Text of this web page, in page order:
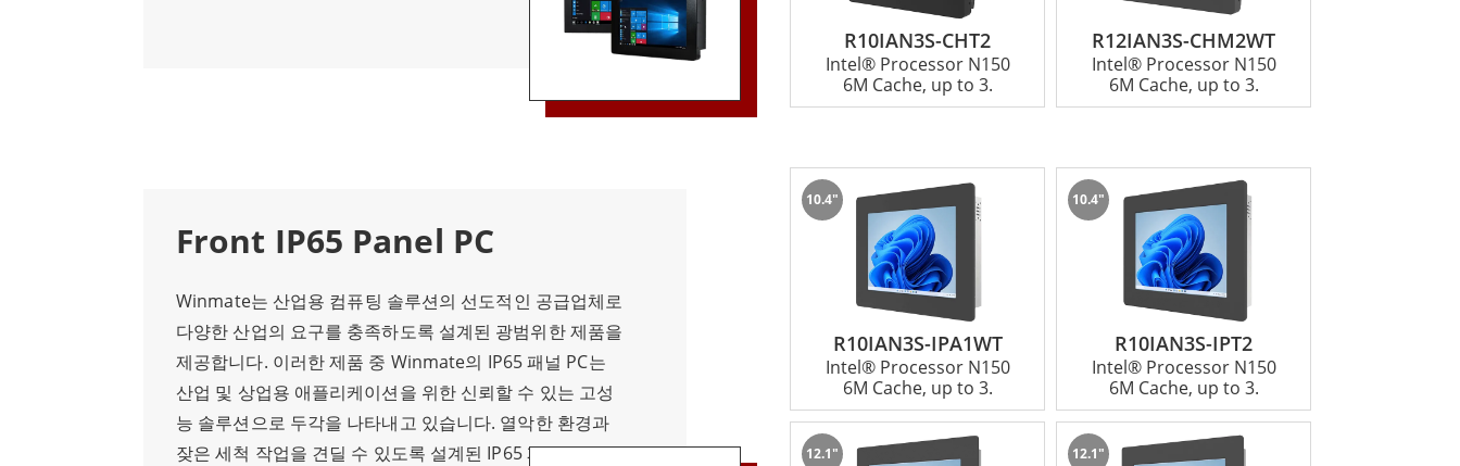
의 온도를 견딜 수 있도록 설계되어 다양한 산업 환경에서
사용하기에 적합합니다. 또한 팬이 없는 설계로 기계적 고
패널 PC의 또 다른 장점은 컴팩트한 크기입니다. 이러한 장
맞춤화할 수 있어 특정 산업 분야에 맞게 조정할 수 있습니
다. 직렬 포트, 이더넷 포트, USB 포트 등 다양한 주변기기
와 확장 카드를 장착할 수 있습니다. 따라서 디바이스를 다
른 산업용 장비 및 네트워크에 쉽게 연결할 수 있습니다. 섀
시 패널 PC를 선택할 때는 처리 능력, 메모리, 스토리지 용
량과 같은 요소를 고려하는 것이 중요합니다. 이러한 장치
는 기본 사양을 갖춘 보급형 모델부터 까다로운 애플리케
이션을 위해 설계된 고성능 시스템까지 다양한 옵션으로
R10IAN3S-CHT2
Intel® Processor N150
6M Cache, up to 3.
R12IAN3S-CHM2WT
Intel® Processor N150
6M Cache, up to 3.
Front IP65 Panel PC
Winmate는 산업용 컴퓨팅 솔루션의 선도적인 공급업체로
다양한 산업의 요구를 충족하도록 설계된 광범위한 제품을
제공합니다. 이러한 제품 중 Winmate의 IP65 패널 PC는
산업 및 상업용 애플리케이션을 위한 신뢰할 수 있는 고성
능 솔루션으로 두각을 나타내고 있습니다. 열악한 환경과
잦은 세척 작업을 견딜 수 있도록 설계된 IP65 패널 PC는
R10IAN3S-IPA1WT
10.4"
Intel® Processor N150
6M Cache, up to 3.
R10IAN3S-IPT2
10.4"
Intel® Processor N150
6M Cache, up to 3.
12.1" 12.1"